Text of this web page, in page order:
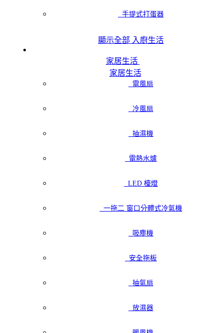
手提式打蛋器
顯示全部 入廚生活
家居生活
家居生活
電風扇
冷風扇
抽濕機
電熱水爐
LED 檯燈
一拖二 窗口分體式冷氣機
吸塵機
安全拖板
抽氣扇
放濕器